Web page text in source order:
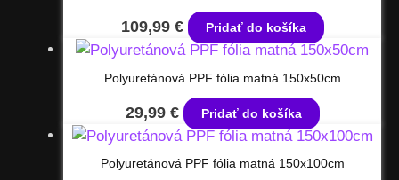
109,99 € Pridať do košíka
Polyuretánová PPF fólia matná 150x50cm
29,99 € Pridať do košíka
Polyuretánová PPF fólia matná 150x100cm